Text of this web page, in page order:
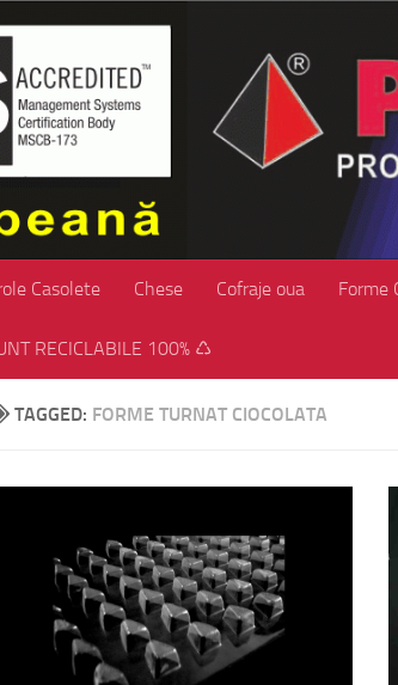
Casolete Chese Cofraje oua Forme
RECICLABILE 100% ♺
TAGGED: FORME TURNAT CIOCOLATA